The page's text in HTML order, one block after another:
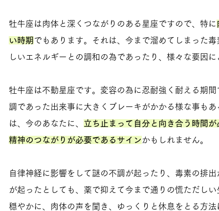
牡牛座は肉体と深くつながりのある星座ですので、特に
い時期 でもあります。それは、今まで溜めてしまった
しいエネルギーとの調和の為であったり、様々な要因
牡牛座は不動星座です。変容の為に忍耐強く耐える期
調であった出来事に大きくブレーキがかかる様な事も
は、今のあなたに、 立ち止まって自分と向き合う時間
精神のつながりが必要であるサイン かもしれません。
自律神経に影響をして謎の不調が起ったり、毒素の排
が起ったとしても、薬で抑えて今まで通りの慌ただし
穏やかに、肉体の声を聞き、ゆっくりと休息をとる方